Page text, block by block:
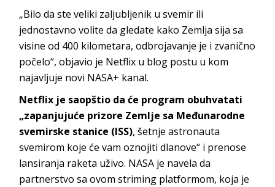
„Bilo da ste veliki zaljubljenik u svemir ili
jednostavno volite da gledate kako Zemlja sija sa
visine od 400 kilometara, odbrojavanje je i zvanično
počelo“, objavio je Netflix u blog postu u kom
najavljuje novi NASA+ kanal.
Netflix je saopštio da će program obuhvatati
„zapanjujuće prizore Zemlje sa Međunarodne
svemirske stanice (ISS), šetnje astronauta
svemirom koje će vam oznojiti dlanove“ i prenose
lansiranja raketa uživo. NASA je navela da
partnerstvo sa ovom striming platformom, koja je